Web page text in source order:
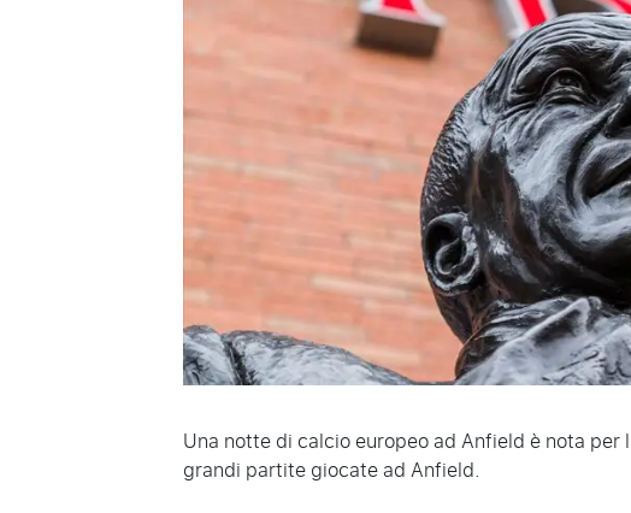
Una notte di calcio europeo ad Anfield è nota
grandi partite giocate ad Anfield.